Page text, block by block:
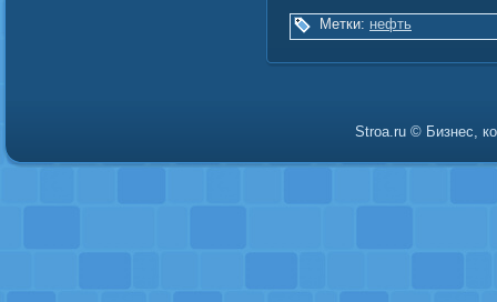
Метки: нефть
Stroa.ru © Бизнес,